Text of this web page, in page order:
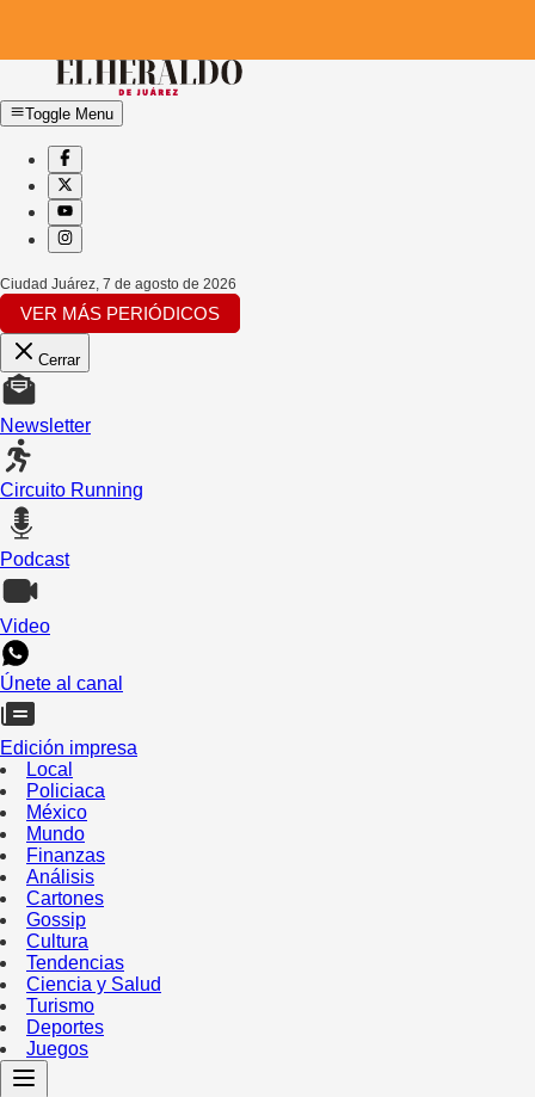
Toggle Menu
Ciudad Juárez 7 de agosto de 2026
VER MÁS PERIÓDICOS
Cerrar
Newsletter
Circuito Running
Podcast
Video
Únete al canal
Edición impresa
Local
Policiaca
México
Mundo
Finanzas
Análisis
Cartones
Gossip
Cultura
Tendencias
Ciencia y Salud
Turismo
Deportes
Juegos